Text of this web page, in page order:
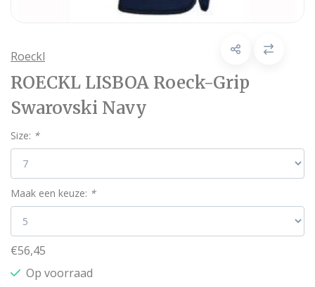
Roeckl
ROECKL LISBOA Roeck-Grip
Swarovski Navy
Size: *
Maak een keuze: *
€56,45
Op voorraad